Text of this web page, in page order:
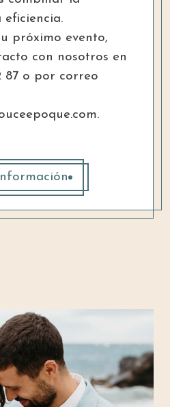
eficiencia.
próximo evento,
con nosotros en
87 o por correo